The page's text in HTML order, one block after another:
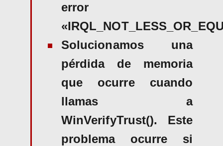
error
Solucionamos una
pérdida de memoria
que ocurre cuando
llamas a
WinVerifyTrust(). Este
problema ocurre si